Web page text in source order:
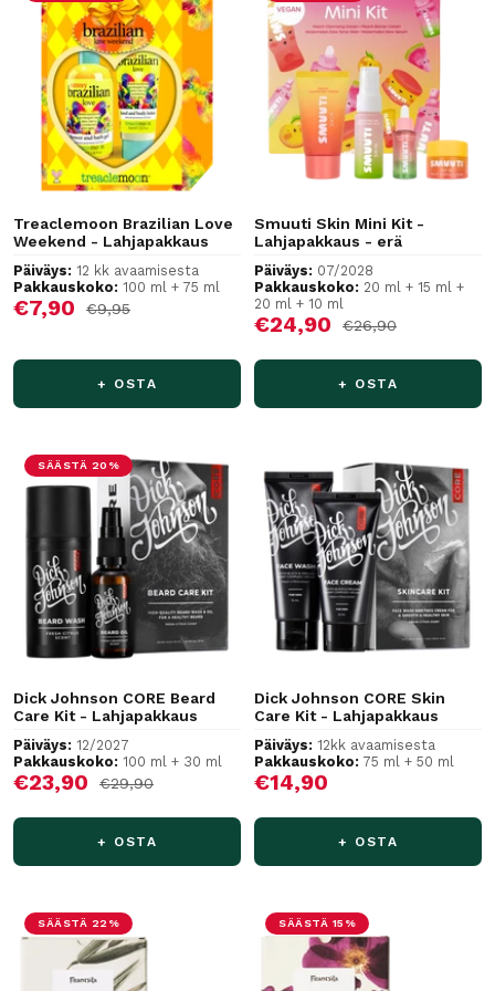
Treaclemoon Brazilian Love
Weekend - Lahjapakkaus
Päiväys: 12 kk avaamisesta
Pakkauskoko: 100 ml + 75 ml
Alennushinta
€7,90 Normaalihinta
€9,95
+ OSTA
Smuuti Skin Mini Kit -
Lahjapakkaus - erä
Päiväys: 07/2028
Pakkauskoko: 20 ml + 15 ml +
20 ml + 10 ml
Alennushinta
€24,90 Normaalihinta
€26,90
+ OSTA
SÄÄSTÄ 20%
Dick Johnson CORE Beard
Care Kit - Lahjapakkaus
Päiväys: 12/2027
Pakkauskoko: 100 ml + 30 ml
Alennushinta
€23,90 Normaalihinta
€29,90
+ OSTA
Dick Johnson CORE Skin
Care Kit - Lahjapakkaus
Päiväys: 12kk avaamisesta
Pakkauskoko: 75 ml + 50 ml
Alennushinta
€14,90
+ OSTA
SÄÄSTÄ 22% SÄÄSTÄ 15%